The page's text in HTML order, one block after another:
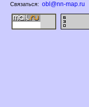
Связаться: obl@nn-map.ru